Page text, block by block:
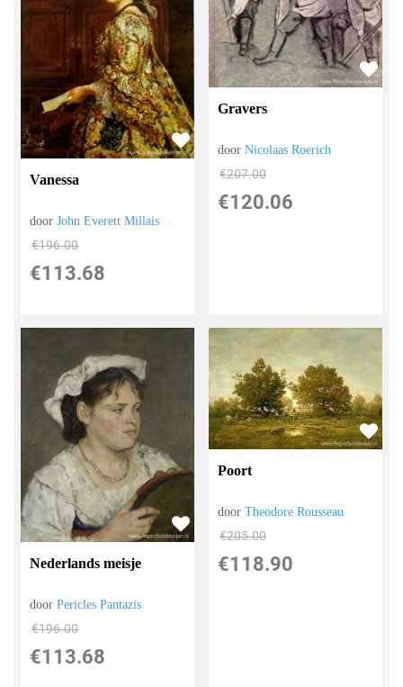
Vanessa
doorJohn Everett Millais
€196.00
€113.68
Gravers
doorNicolaas Roerich
€207.00
€120.06
Nederlands meisje
doorPericles Pantazis
€196.00
€113.68
Poort
doorTheodore Rousseau
€205.00
€118.90